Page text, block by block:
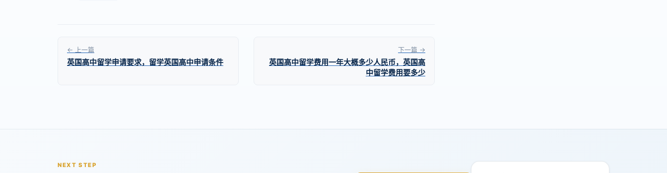
← 上一篇
英国高中留学申请要求，留学英国高中申请条件
下一篇 →
英国高中留学费用一年大概多少人民币，英国高
中留学费用要多少
NEXT STEP